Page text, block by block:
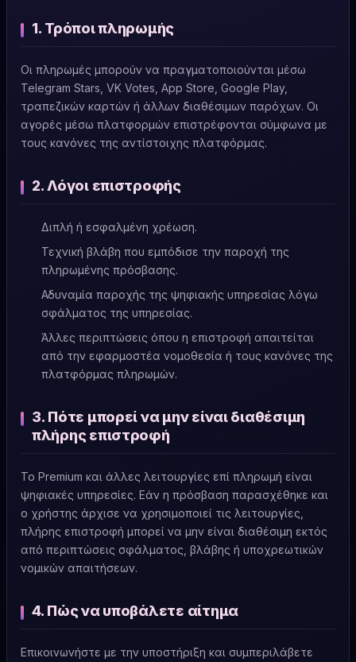
1. Τρόποι πληρωμής
Οι πληρωμές μπορούν να πραγματοποιούνται μέσω
Telegram Stars, VK Votes, App Store, Google Play,
τραπεζικών καρτών ή άλλων διαθέσιμων παρόχων. Οι
αγορές μέσω πλατφορμών επιστρέφονται σύμφωνα με
τους κανόνες της αντίστοιχης πλατφόρμας.
2. Λόγοι επιστροφής
Διπλή ή εσφαλμένη χρέωση.
Τεχνική βλάβη που εμπόδισε την παροχή της
πληρωμένης πρόσβασης.
Αδυναμία παροχής της ψηφιακής υπηρεσίας λόγω
σφάλματος της υπηρεσίας.
Άλλες περιπτώσεις όπου η επιστροφή απαιτείται
από την εφαρμοστέα νομοθεσία ή τους κανόνες της
πλατφόρμας πληρωμών.
3. Πότε μπορεί να μην είναι διαθέσιμη
πλήρης επιστροφή
Το Premium και άλλες λειτουργίες επί πληρωμή είναι
ψηφιακές υπηρεσίες. Εάν η πρόσβαση παρασχέθηκε και
ο χρήστης άρχισε να χρησιμοποιεί τις λειτουργίες,
πλήρης επιστροφή μπορεί να μην είναι διαθέσιμη εκτός
από περιπτώσεις σφάλματος, βλάβης ή υποχρεωτικών
νομικών απαιτήσεων.
4. Πώς να υποβάλετε αίτημα
Επικοινωνήστε με την υποστήριξη και συμπεριλάβετε